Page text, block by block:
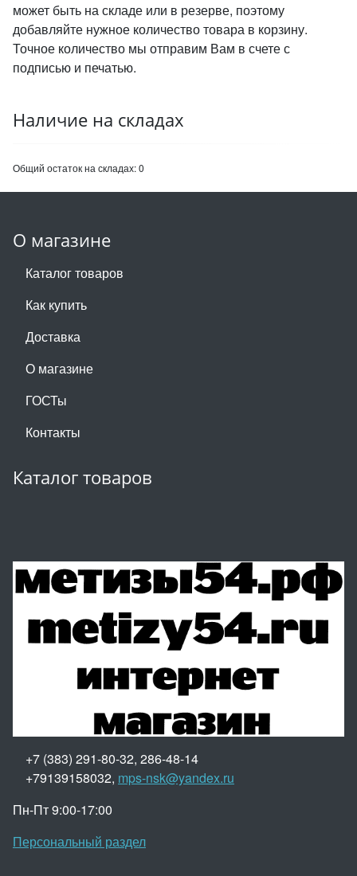
может быть на складе или в резерве, поэтому
добавляйте нужное количество товара в корзину.
Точное количество мы отправим Вам в счете с
подписью и печатью.
Наличие на складах
Общий остаток на складах:0
О магазине
Каталог товаров
Как купить
Доставка
О магазине
ГОСТы
Контакты
Каталог товаров
+7 (383) 291-80-32, 286-48-14
+79139158032, mps-nsk@yandex.ru
Пн-Пт 9:00-17:00
Персональный раздел